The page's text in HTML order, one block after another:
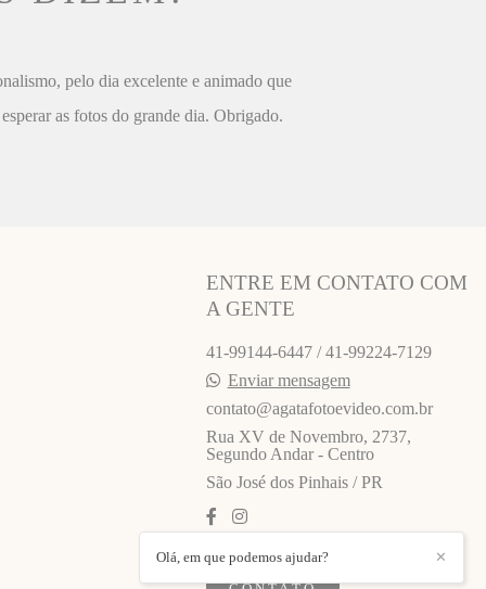
pelo dia excelente e animado que
as fotos do grande dia. Obrigado.
ENTRE EM CONTATO COM
A GENTE
41-99144-6447 / 41-99224-7129
Enviar mensagem
contato@agatafotoevideo.com.br
Rua XV de Novembro, 2737,
Segundo Andar - Centro
São José dos Pinhais / PR
✕
Olá, em que podemos ajudar?